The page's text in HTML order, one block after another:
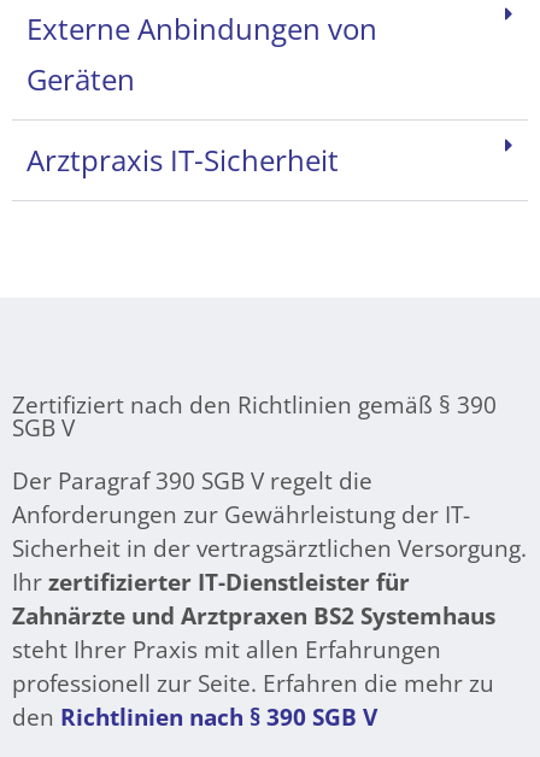
Externe Anbindungen von
Geräten
Arztpraxis IT-Sicherheit
Zertifiziert nach den Richtlinien gemäß § 390
SGB V
Der Paragraf 390 SGB V regelt die
Anforderungen zur Gewährleistung der IT-
Sicherheit in der vertragsärztlichen Versorgung.
Ihrzertifizierter IT-Dienstleister für
Zahnärzte und Arztpraxen BS2 Systemhaus
steht Ihrer Praxis mit allen Erfahrungen
professionell zur Seite. Erfahren die mehr zu
den Richtlinien nach § 390 SGB V